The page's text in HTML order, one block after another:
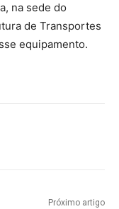
na sede do
de Transportes
equipamento.
Próximo artigo